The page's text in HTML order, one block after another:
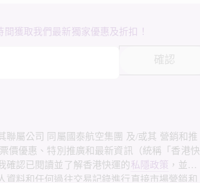
獲取我們最新獨家優惠及折扣！
確認
聯屬公司 同屬國泰航空集團 及/或其 營銷和推
價優惠、特別推廣和最新資訊（統稱「香港快
確認已閱讀並了解香港快運的私隱政策 ，並同
資料和任何過往交易記錄進行直接市場營銷和